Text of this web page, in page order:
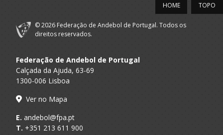
TOPO
HOME
© 2026 Federação de Andebol de Portugal. Todos os
direitos reservados.
Federação de Andebol de Portugal
Calçada da Ajuda, 63-69
1300-006 Lisboa
Ver no Mapa
E. andebol@fpa.pt
T. +351 213 611 900